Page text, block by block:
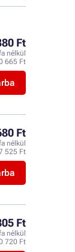
Ft
nélkül
665 Ft
Ft
nélkül
525 Ft
Ft
nélkül
720 Ft